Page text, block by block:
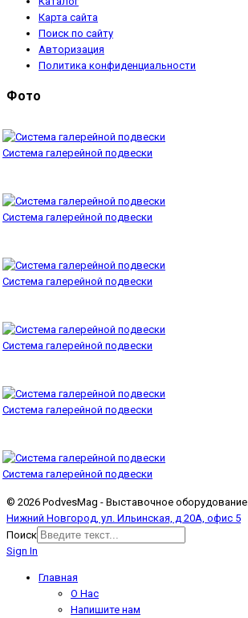
Карта сайта
Поиск по сайту
Авторизация
Политика конфиденциальности
Фото
Система галерейной подвески
Система галерейной подвески
Система галерейной подвески
Система галерейной подвески
Система галерейной подвески
Система галерейной подвески
© 2026 PodvesMag - Выставочное оборудование.
Нижний Новгород, ул. Ильинская, д 20А, офис 5
Поиск
Sign In
Главная
О Нас
Напишите нам